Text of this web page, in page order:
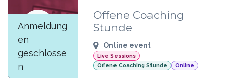
JUN
11
Anmeldung
en
geschlosse
n
Offene Coaching
Stunde
Online event
Live Sessions
Offene Coaching Stunde
Online